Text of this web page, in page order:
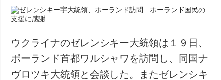
ウクライナのゼレンシキー大統領は１９日、
ポーランド首都ワルシャワを訪問し、同国ナ
ヴロツキ大統領と会談した。またゼレンシキ